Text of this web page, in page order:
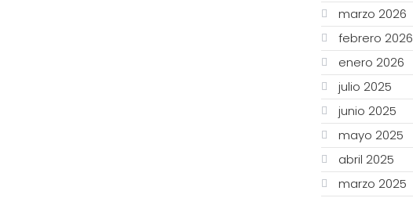
marzo 2026
febrero 2026
enero 2026
julio 2025
junio 2025
mayo 2025
abril 2025
marzo 2025